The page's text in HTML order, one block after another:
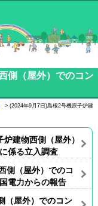
側（屋外）でのコン
> (2024年9月7日)島根2号機原子炉建
建物西側（屋外）
係る立入調査
側（屋外）でのコ
電力からの報告
（屋外）でのコン